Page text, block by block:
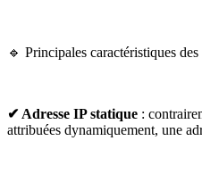
🔹 Principales caractéristiques des
✔ Adresse IP statique :
attribuées dynamiquement, une